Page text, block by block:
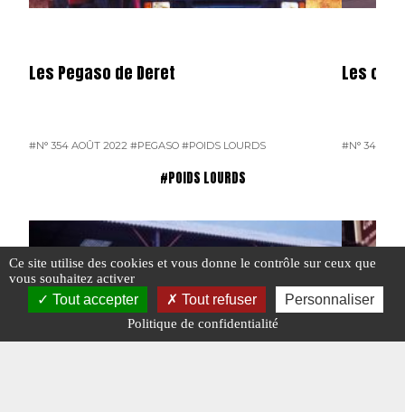
Les Pegaso de Deret
#N° 354 AOÛT 2022 #PEGASO #POIDS LOURDS
Les
#N° 343
#POIDS LOURDS
Ce site utilise des cookies et vous donne le contrôle sur ceux que
vous souhaitez activer
Tout accepter Tout refuser Personnaliser
Politique de confidentialité